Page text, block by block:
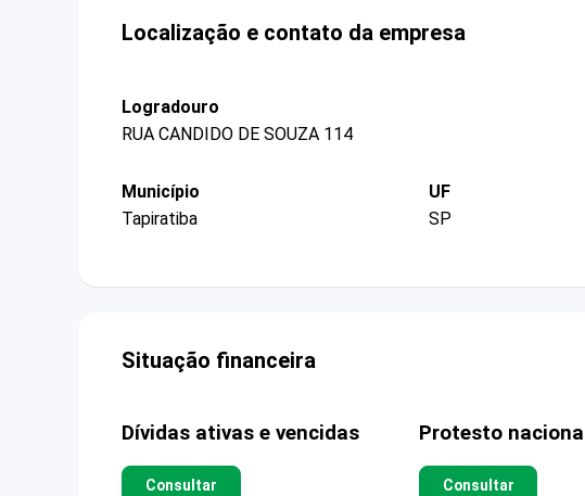
Localização e contato da empresa
Logradouro
RUA CANDIDO DE SOUZA 114
Município
Tapiratiba
UF
SP
Situação financeira
Dívidas ativas e vencidas
Consultar
Protesto nacional
Consultar